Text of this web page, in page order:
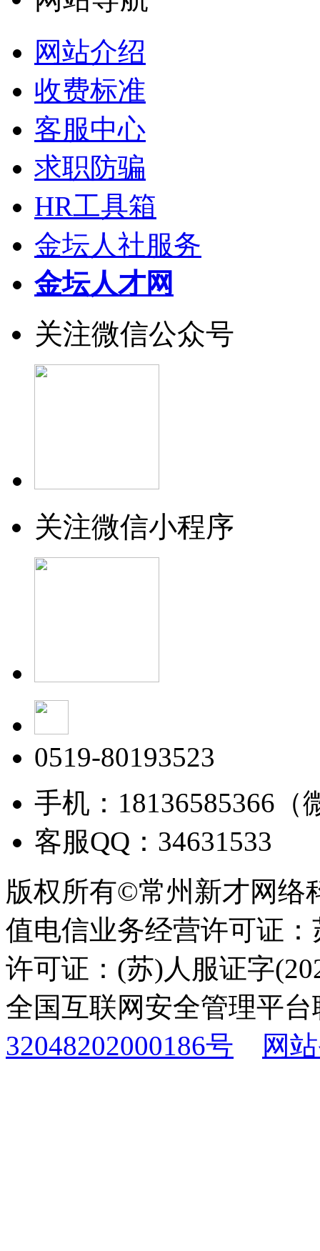
网站介绍
收费标准
客服中心
求职防骗
HR工具箱
金坛人社服务
金坛人才网
关注微信公众号
关注微信小程序
0519-80193523
手机：18136585366（
客服QQ：34631533
版权所有©常州新才网络
值电信业务经营许可证
许可证：(苏)人服证字
全国互联网安全管理平
32048202000186号
网